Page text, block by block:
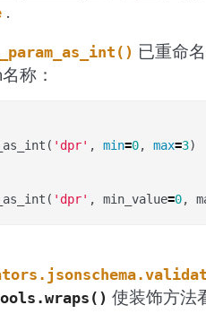
.
已重命
称：
( 'dpr' , min=0, max=3)
( 'dpr' , min_value=0,
使装饰方法